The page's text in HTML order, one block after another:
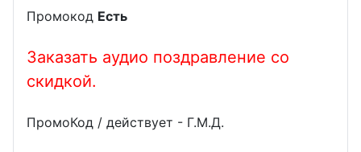
Промокод Есть
Заказать аудио поздравление со
скидкой.
ПромоКод / действует - Г.М.Д.